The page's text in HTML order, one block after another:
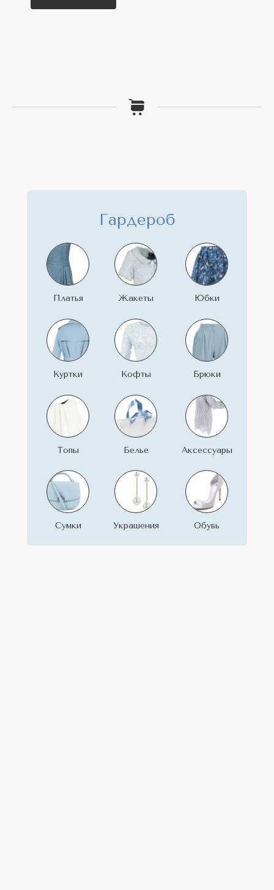
Брюки
Топы
Сумки Украшения Обувь
Белье Аксессуары
Кофты
LET'S GO!
LET'S GO!
LET'S GO!
Платья
LET'S GO!
LET'S GO!
LET'S GO!
LET'S GO!
Жакеты
LET'S GO!
LET'S GO!
Куртки
LET'S GO!
LET'S GO!
Юбки
Гардероб